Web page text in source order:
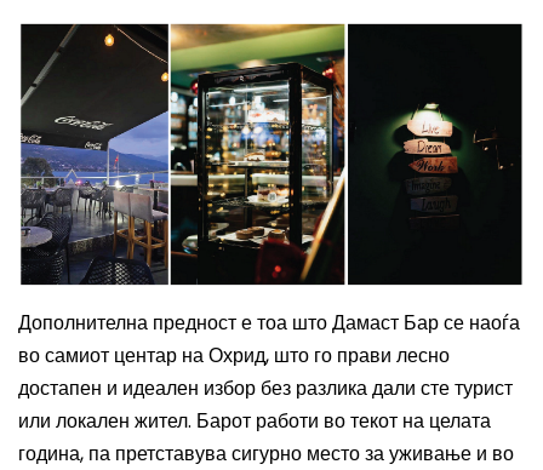
Дополнителна предност е тоа што Дамаст Бар се наоѓа
во самиот центар на Охрид, што го прави лесно
достапен и идеален избор без разлика дали сте турист
или локален жител. Барот работи во текот на целата
година, па претставува сигурно место за уживање и во